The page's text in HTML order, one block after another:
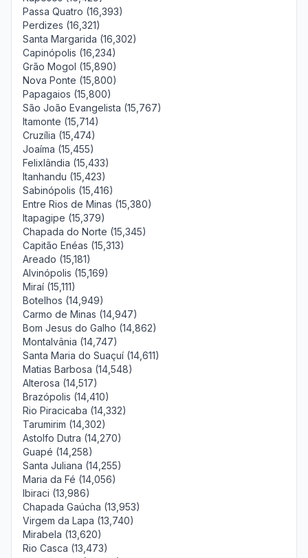
Passa Quatro (16,393)
Perdizes (16,321)
Santa Margarida (16,302)
Capinópolis (16,234)
Grão Mogol (15,890)
Nova Ponte (15,800)
Papagaios (15,800)
São João Evangelista (15,767)
Itamonte (15,714)
Cruzília (15,474)
Joaíma (15,455)
Felixlândia (15,433)
Itanhandu (15,423)
Sabinópolis (15,416)
Entre Rios de Minas (15,380)
Itapagipe (15,379)
Chapada do Norte (15,345)
Capitão Enéas (15,313)
Areado (15,181)
Alvinópolis (15,169)
Miraí (15,111)
Botelhos (14,949)
Carmo de Minas (14,947)
Bom Jesus do Galho (14,862)
Montalvânia (14,747)
Santa Maria do Suaçuí (14,611)
Matias Barbosa (14,548)
Alterosa (14,517)
Brazópolis (14,410)
Rio Piracicaba (14,332)
Tarumirim (14,302)
Astolfo Dutra (14,270)
Guapé (14,258)
Santa Juliana (14,255)
Maria da Fé (14,056)
Ibiraci (13,986)
Chapada Gaúcha (13,953)
Virgem da Lapa (13,740)
Mirabela (13,620)
Rio Casca (13,473)